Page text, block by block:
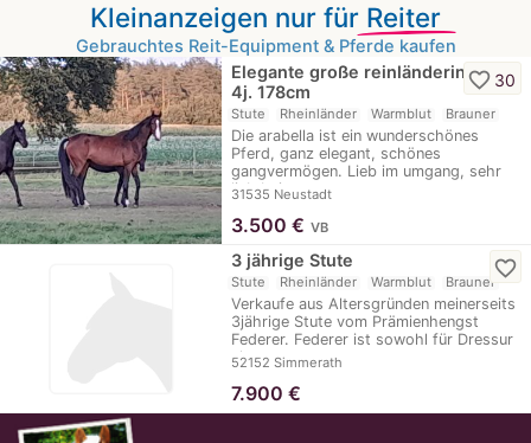
Kleinanzeigen nur für Reiter
Gebrauchtes Reit-Equipment & Pferde kaufen
Elegante große reinländerin,
4j. 178cm
Stute Rheinländer Warmblut Brauner
Die arabella ist ein wunderschönes
Pferd, ganz elegant, schönes
gangvermögen. Lieb im umgang, sehr
lieb beim…
31535 Neustadt
favorite_border 30
3.500 € VB
3 jährige Stute
Stute Rheinländer Warmblut Brauner
Verkaufe aus Altersgründen meinerseits
3jährige Stute vom Prämienhengst
Federer. Federer ist sowohl für Dressur
als…
52152 Simmerath
favorite_border
7.900 €